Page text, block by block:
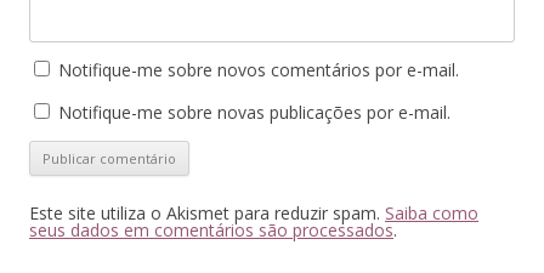
Notifique-me sobre novos comentários por e-mail.
Notifique-me sobre novas publicações por e-mail.
Este site utiliza o Akismet para reduzir spam. Saiba como
seus dados em comentários são processados.